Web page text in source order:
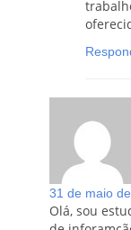
31 de maio
Olá, sou